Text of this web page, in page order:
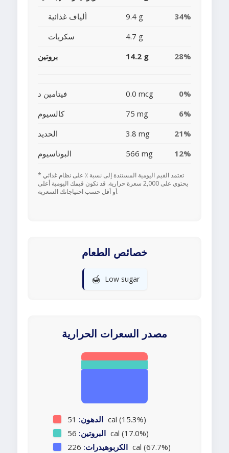
ألياف غذائية
9.4 g
34%
سكريات
4.7 g
بروتين
14.2 g 28%
فيتامين د 0.0 mcg
0%
كالسيوم
75 mg
6%
الحديد
3.8 mg
21%
البوتاسيوم
566 mg 12%
* تعتمد القيم اليومية المستندة إلى نسبة ٪ على نظام غذائي
يحتوي على 2,000 سعرة حرارية. قد تكون قيمك اليومية أعلى
أو أقل حسب احتياجاتك السعرية.
خصائص الطعام
🍯 Low sugar
مصدر السعرات الحرارية
الدهون: 51 cal (15.3%)
البروتين: 56 cal (17.0%)
الكربوهيدرات: 226 cal (67.7%)